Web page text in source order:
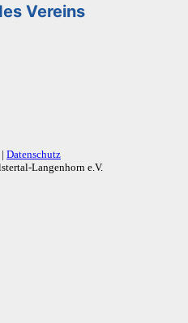
Vereins
| Datenschutz
Langenhorn e.V.